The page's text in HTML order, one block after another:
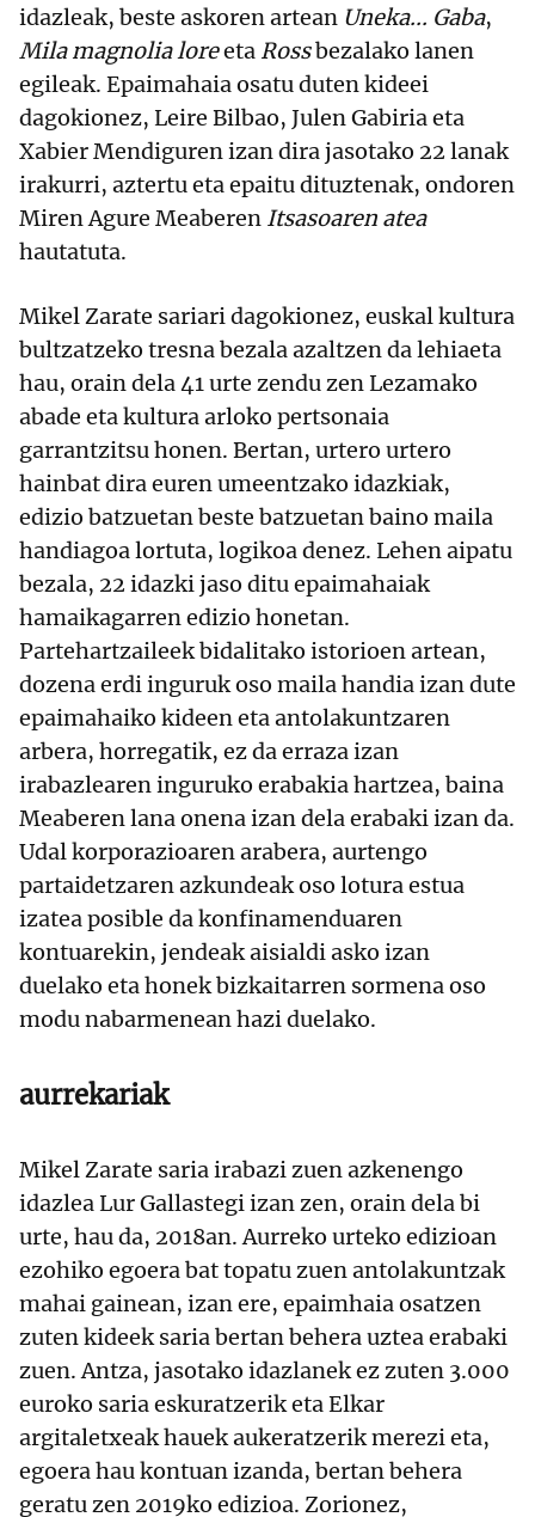
idazleak, beste askoren artean Uneka... Gaba,
Mila magnolia loreeta Rossbezalako lanen
egileak. Epaimahaia osatu duten kideei
dagokionez, Leire Bilbao, Julen Gabiria eta
Xabier Mendiguren izan dira jasotako 22 lanak
irakurri, aztertu eta epaitu dituztenak, ondoren
Miren Agure Meaberen Itsasoaren atea
hautatuta.
Mikel Zarate sariari dagokionez, euskal kultura
bultzatzeko tresna bezala azaltzen da lehiaeta
hau, orain dela 41 urte zendu zen Lezamako
abade eta kultura arloko pertsonaia
garrantzitsu honen. Bertan, urtero urtero
hainbat dira euren umeentzako idazkiak,
edizio batzuetan beste batzuetan baino maila
handiagoa lortuta, logikoa denez. Lehen aipatu
bezala, 22 idazki jaso ditu epaimahaiak
hamaikagarren edizio honetan.
Partehartzaileek bidalitako istorioen artean,
dozena erdi inguruk oso maila handia izan dute
epaimahaiko kideen eta antolakuntzaren
arbera, horregatik, ez da erraza izan
irabazlearen inguruko erabakia hartzea, baina
Meaberen lana onena izan dela erabaki izan da.
Udal korporazioaren arabera, aurtengo
partaidetzaren azkundeak oso lotura estua
izatea posible da konfinamenduaren
kontuarekin, jendeak aisialdi asko izan
duelako eta honek bizkaitarren sormena oso
modu nabarmenean hazi duelako.
aurrekariak
Mikel Zarate saria irabazi zuen azkenengo
idazlea Lur Gallastegi izan zen, orain dela bi
urte, hau da, 2018an. Aurreko urteko edizioan
ezohiko egoera bat topatu zuen antolakuntzak
mahai gainean, izan ere, epaimhaia osatzen
zuten kideek saria bertan behera uztea erabaki
zuen. Antza, jasotako idazlanek ez zuten 3.000
euroko saria eskuratzerik eta Elkar
argitaletxeak hauek aukeratzerik merezi eta,
egoera hau kontuan izanda, bertan behera
geratu zen 2019ko edizioa. Zorionez,